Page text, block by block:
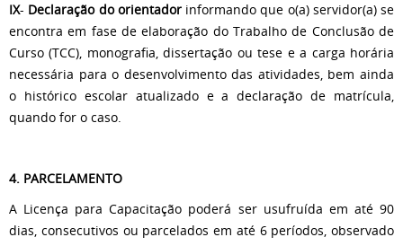
IX- Declaração do orientadorinformando que o(a) servidor(a) se
encontra em fase de elaboração do Trabalho de Conclusão de
Curso (TCC), monografia, dissertação ou tese e a carga horária
necessária para o desenvolvimento das atividades, bem ainda
o histórico escolar atualizado e a declaração de matrícula,
quando for o caso.
4. PARCELAMENTO
A Licença para Capacitação poderá ser usufruída em até 90
dias, consecutivos ou parcelados em até 6 períodos, observado